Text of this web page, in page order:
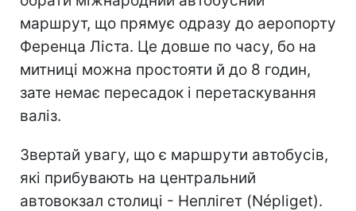
маршрут, що прямує одразу до аеропорту
Ференца Ліста. Це довше по часу, бо на
митниці можна простояти й до 8 годин,
зате немає пересадок і перетаскування
валіз.
Звертай увагу, що є маршрути автобусів,
які прибувають на центральний
автовокзал столиці - Неплігет (Népliget).